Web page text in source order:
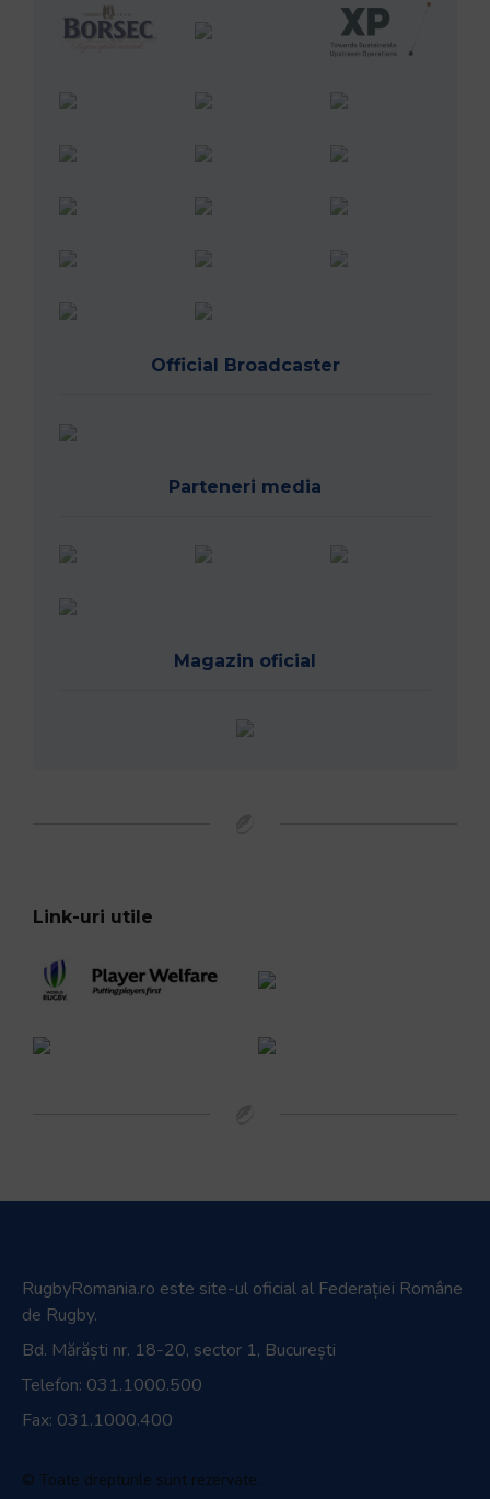
Official Broadcaster
Parteneri media
Magazin oficial
Link-uri utile
RugbyRomania.ro este site-ul oficial al Federației Române
de Rugby.
Bd. Mărăști nr. 18-20, sector 1, București
Telefon: 031.1000.500
Fax: 031.1000.400
© Toate drepturile sunt rezervate.